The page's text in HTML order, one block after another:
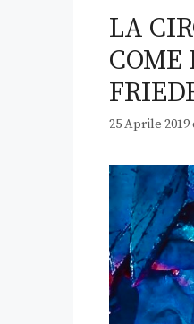
LA
COME
25 Aprile 2019